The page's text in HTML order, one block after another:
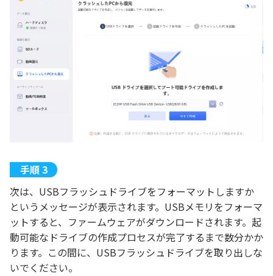
次は、USBフラッシュドライブをフォーマットしますか
というメッセージが表示されます。USBメモリをフォーマ
ットすると、ファームウェアがダウンロードされます。起
動可能なドライブの作成プロセスが完了するまで数分かか
ります。この間に、USBフラッシュドライブを取り出しな
いでください。